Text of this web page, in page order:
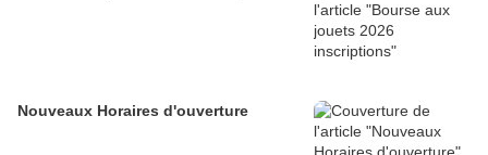
Nouveaux Horaires d'ouverture